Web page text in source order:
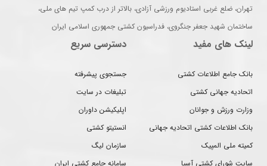
تهران، ضلع غربی استادیوم ورزشی آزادی، بالاتر از درب کمپ تیم های ملی،
ساختمان شهید جعفر جنگروی، فدراسیون کشتی جمهوری اسلامی ایران
لینک های مفید
بانک جامع اطلاعات کشتی
اتحادیه جهانی کشتی
وزارت ورزش و جوانان
بانک اطلاعات کشتی اتحادیه جهانی
کمیته ملی المپیک
سایت شورای کشتی آسیا
دسترسی سریع
جستجوی پیشرفته
تبلیغات در سایت
اپلیکیشن داوران
انستیتو کشتی
سازمان لیگ
سامانه جامع کشتی ایران